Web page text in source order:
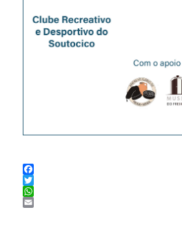
Facebook
Twitter
WhatsApp